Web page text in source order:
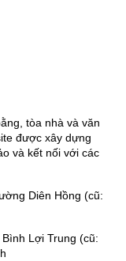
tòa nhà và văn
được xây dựng
và kết nối với các
Diên Hồng (cũ:
Lợi Trung (cũ: